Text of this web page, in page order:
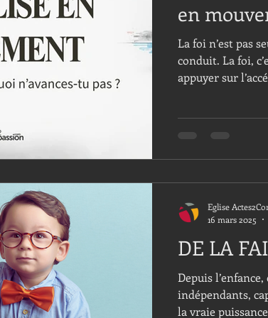
en
La foi n’est pas
conduit. La foi,
appuyer sur
DE LA
Depuis
indépendants,
la vraie
Eglise
16 mars 2025